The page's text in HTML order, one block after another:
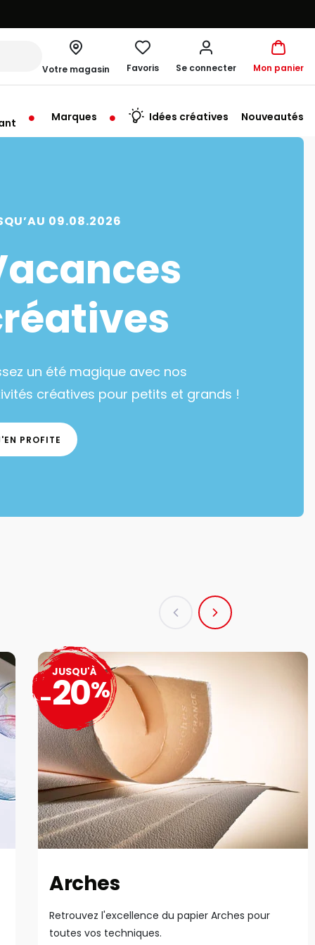
Votre magasin
à 19:00
Favoris Se connecter Mon panier
Marques Idées créatives Nouveautés
09.08.2026
un été magique avec nos
créatives pour petits et grands !
PROFITE
Arches
Retrouvez l'excellence du papier Arches pour
toutes vos techniques.
JUSQU'À
-20%